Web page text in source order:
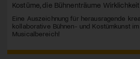
Kostüme, die Bühnenträume
Eine Auszeichnung für herausragende
kollaborative Bühnen- und Kostümkunst
Musicalbereich!